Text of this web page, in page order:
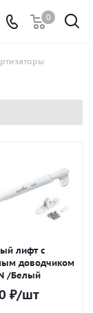
0
лифт с
доводчиком
/Белый
₽/шт